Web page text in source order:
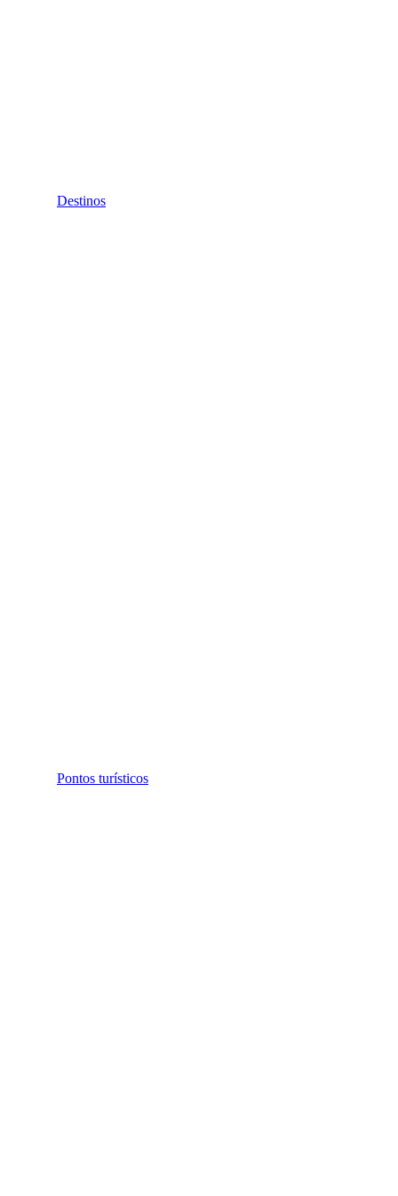
Destinos
Pontos turísticos